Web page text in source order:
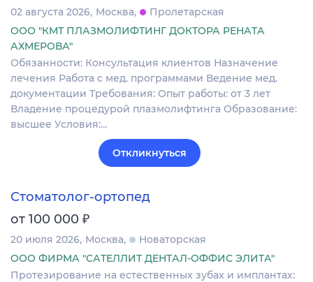
02 августа 2026 Москва
Пролетарская
ООО "КМТ ПЛАЗМОЛИФТИНГ ДОКТОРА РЕНАТА
АХМЕРОВА"
Обязанности: Консультация клиентов Назначение
лечения Работа с мед. программами Ведение мед.
документации Требования: Опыт работы: от 3 лет
Владение процедурой плазмолифтинга Образование:
высшее Условия:…
Откликнуться
Стоматолог-ортопед
от 100 000 ₽
20 июля 2026 Москва
Новаторская
ООО ФИРМА "САТЕЛЛИТ ДЕНТАЛ-ОФФИС ЭЛИТА"
Протезирование на естественных зубах и имплантах: